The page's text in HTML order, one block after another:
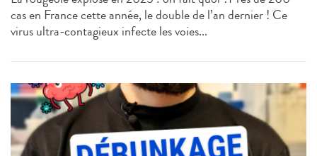
cas en France cette année, le double de l’an dernier ! Ce
virus ultra-contagieux infecte les voies...